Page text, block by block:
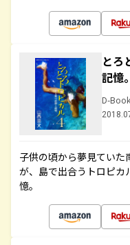
とろ
記憶
D-
子供の頃から夢見てい
が、島で出合うトロピ
憶。